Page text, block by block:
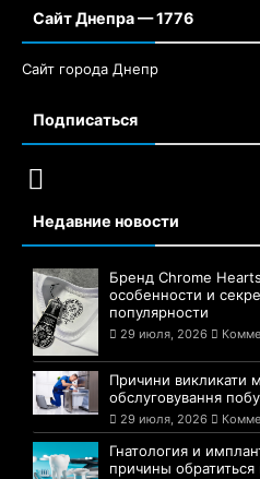
Сайт Днепра — 1776
Сайт города Днепр
Подписаться
Недавние новости
Бренд Chrome
особенности и
популярности
29 июля, 2026
Причини викликати
обслуговування
29 июля, 2026
Гнатология и
причины